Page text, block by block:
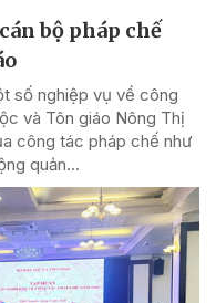
bộ pháp chế
số nghiệp vụ về công
và Tôn giáo Nông Thị
công tác pháp chế như
quản...